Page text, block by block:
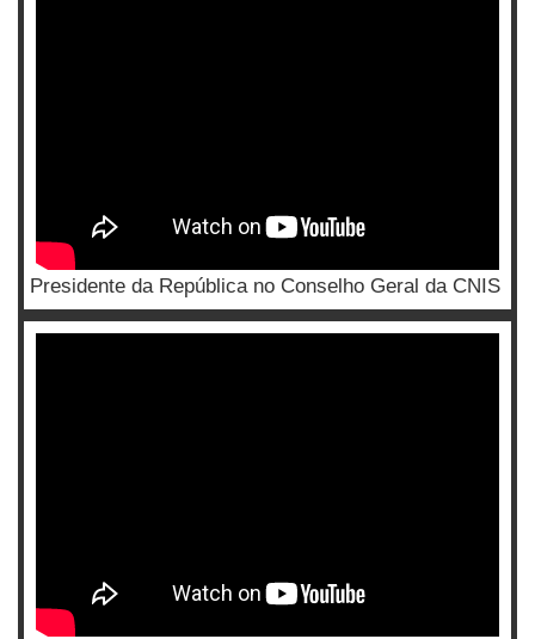
Presidente da República no Conselho Geral da CNIS